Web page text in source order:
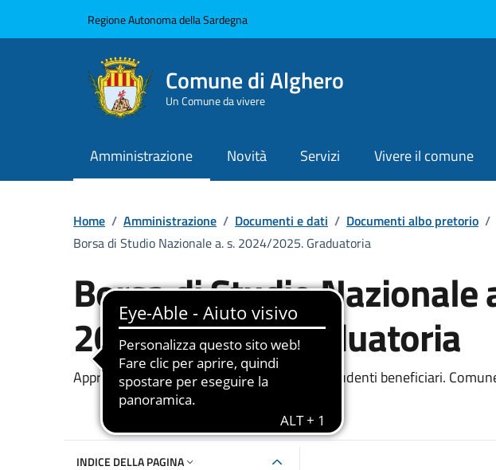
Regione Autonoma della Sardegna
Comune di Alghero
Un Comune da vivere
Amministrazione Novità Servizi Vivere il comune
Home / Amministrazione / Documenti e dati / Documenti albo pretorio /
Borsa di Studio Nazionale a. s. 2024/2025. Graduatoria
Borsa di Studio Nazionale
2024/2025. Graduatoria
Dettaglio del documento
Approvazione graduatoria unica regionale studenti beneficiari.
INDICE DELLA PAGINA